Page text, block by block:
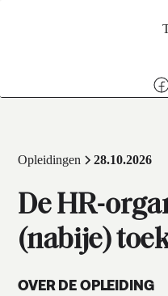
Opleidingen 28.10.2026
De HR-
(nabije)
OVER DE OPLEIDING